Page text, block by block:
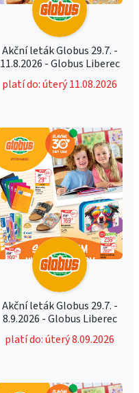
Akční leták Globus 29.7. -
11.8.2026 - Globus Liberec
platí do: úterý 11.08.2026
Akční leták Globus 29.7. -
8.9.2026 - Globus Liberec
platí do: úterý 8.09.2026